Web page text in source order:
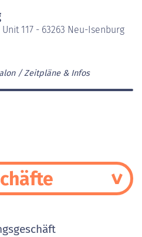
117 - 63263 Neu-Isenburg
Zeitpläne & Infos